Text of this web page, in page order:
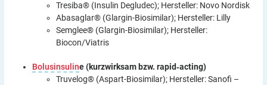
Tresiba® (Insulin Degludec); Hersteller: Novo Nordisk
Abasaglar® (Glargin-Biosimilar); Hersteller: Lilly
Semglee® (Glargin-Biosimilar); Hersteller:
Biocon/Viatris
Bolusinsuline (kurzwirksam bzw. rapid‑acting)
Truvelog® (Aspart-Biosimilar); Hersteller: Sanofi –